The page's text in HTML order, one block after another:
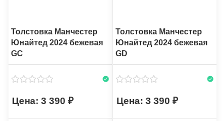
Толстовка Манчестер
Юнайтед 2024 бежевая
GC
3 390
Толстовка Манчестер
Юнайтед 2024 бежевая
GD
3 390